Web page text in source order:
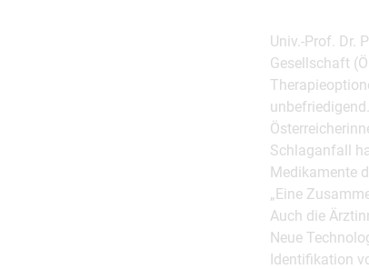
Univ.-Prof. Dr.
Gesellschaft
Schlaganfall
Medikamente
„Eine
Auch die
Neue
Identifikation